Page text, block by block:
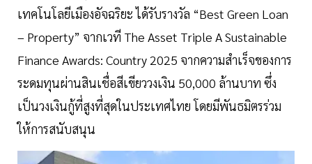
เทคโนโลยีเมืองอัจฉริยะ ได้รับรางวัล “Best Green Loan
– Property” จากเวที The Asset Triple A Sustainable
Finance Awards: Country 2025 จากความสำเร็จของการ
ระดมทุนผ่านสินเชื่อสีเขียววงเงิน 50,000 ล้านบาท ซึ่ง
เป็นวงเงินกู้ที่สูงที่สุดในประเทศไทย โดยมีพันธมิตรร่วม
ให้การสนับสนุน